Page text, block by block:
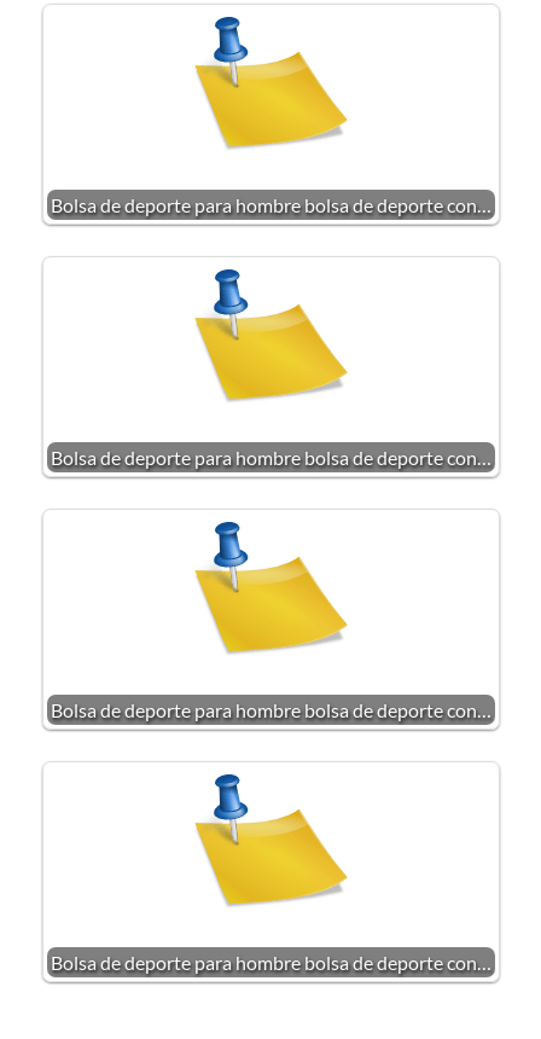
Bolsa de deporte para hombre bolsa de deporte con…
Bolsa de deporte para hombre bolsa de deporte con…
Bolsa de deporte para hombre bolsa de deporte con…
Bolsa de deporte para hombre bolsa de deporte con…